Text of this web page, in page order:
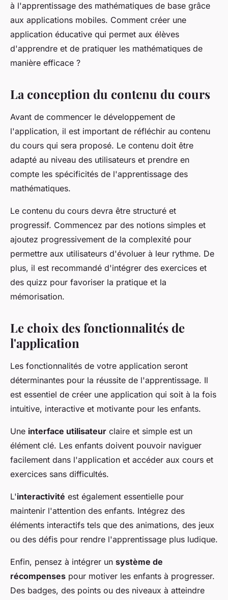
à l'apprentissage des mathématiques de base grâce
aux applications mobiles. Comment créer une
application éducative qui permet aux élèves
d'apprendre et de pratiquer les mathématiques de
manière efficace ?
La conception du contenu du cours
Avant de commencer le développement de
l'application, il est important de réfléchir au contenu
du cours qui sera proposé. Le contenu doit être
adapté au niveau des utilisateurs et prendre en
compte les spécificités de l'apprentissage des
mathématiques.
Le contenu du cours devra être structuré et
progressif. Commencez par des notions simples et
ajoutez progressivement de la complexité pour
permettre aux utilisateurs d'évoluer à leur rythme. De
plus, il est recommandé d'intégrer des exercices et
des quizz pour favoriser la pratique et la
mémorisation.
Le choix des fonctionnalités de
l'application
Les fonctionnalités de votre application seront
déterminantes pour la réussite de l'apprentissage. Il
est essentiel de créer une application qui soit à la fois
intuitive, interactive et motivante pour les enfants.
Une interface utilisateur claire et simple est un
élément clé. Les enfants doivent pouvoir naviguer
facilement dans l'application et accéder aux cours et
exercices sans difficultés.
L'interactivité est également essentielle pour
maintenir l'attention des enfants. Intégrez des
éléments interactifs tels que des animations, des jeux
ou des défis pour rendre l'apprentissage plus ludique.
Enfin, pensez à intégrer un système de
récompenses pour motiver les enfants à progresser.
Des badges, des points ou des niveaux à atteindre